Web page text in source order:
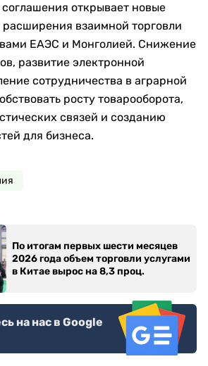
соглашения открывает новые
взаимной торговли
ЕАЭС и Монголией. Снижение
развитие электронной
сотрудничества в аграрной
росту товарооборота,
связей и созданию
для бизнеса.
По итогам первых шести месяцев
2026 года объем торговли услугами
в Китае вырос на 8,3 проц.
на нас в Google